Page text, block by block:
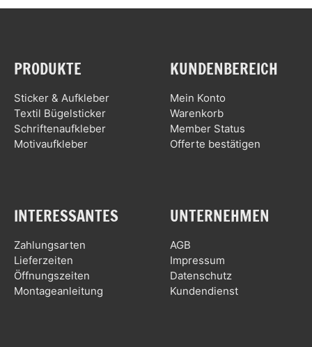
PRODUKTE
Sticker & Aufkleber
Textil Bügelsticker
Schriftenaufkleber
Motivaufkleber
KUNDENBEREICH
Mein Konto
Warenkorb
Member Status
Offerte bestätigen
INTERESSANTES
Zahlungsarten
Lieferzeiten
Öffnungszeiten
Montageanleitung
UNTERNEHMEN
AGB
Impressum
Datenschutz
Kundendienst